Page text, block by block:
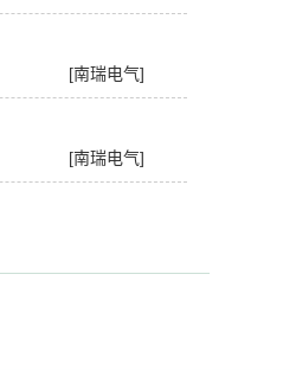
[南瑞电气]
[南瑞电气]